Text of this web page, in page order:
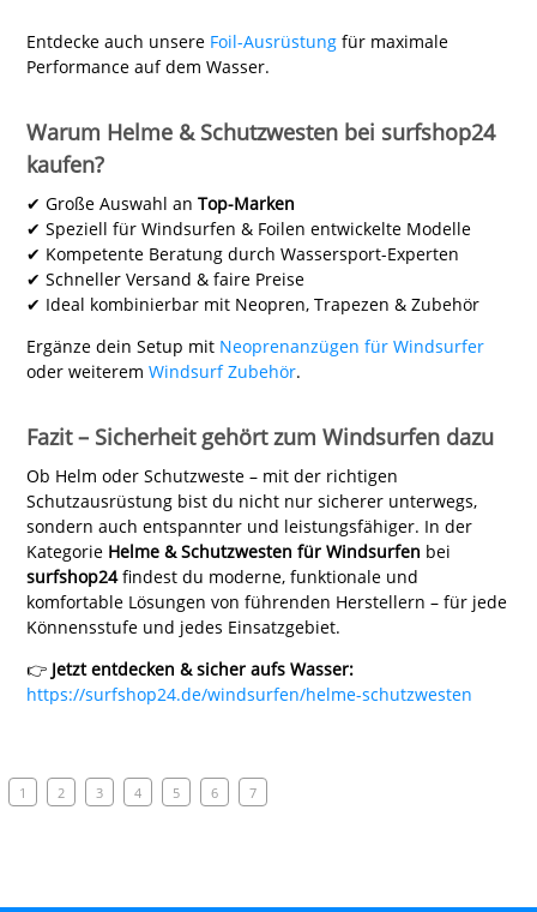
Entdecke auch unsere Foil-Ausrüstungfür maximale
Performance auf dem Wasser.
Warum Helme & Schutzwesten bei surfshop24
kaufen?
✔ Große Auswahl an Top-Marken
✔ Speziell für Windsurfen & Foilen entwickelte Modelle
✔ Kompetente Beratung durch Wassersport-Experten
✔ Schneller Versand & faire Preise
✔ Ideal kombinierbar mit Neopren, Trapezen & Zubehör
Ergänze dein Setup mit Neoprenanzügen für Windsurfer
oder weiterem Windsurf Zubehör.
Fazit – Sicherheit gehört zum Windsurfen dazu
Ob Helm oder Schutzweste – mit der richtigen
Schutzausrüstung bist du nicht nur sicherer unterwegs,
sondern auch entspannter und leistungsfähiger. In der
Kategorie Helme & Schutzwesten für Windsurfen bei
surfshop24findest du moderne, funktionale und
komfortable Lösungen von führenden Herstellern – für jede
Könnensstufe und jedes Einsatzgebiet.
👉 Jetzt entdecken & sicher aufs Wasser:
https://surfshop24.de/windsurfen/helme-schutzwesten
1 2 3 4 5 6 7